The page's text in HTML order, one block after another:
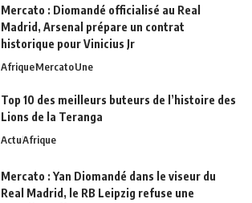
Mercato : Diomandé officialisé au Real
Madrid, Arsenal prépare un contrat
historique pour Vinicius Jr
AfriqueMercatoUne
Top 10 des meilleurs buteurs de l’histoire des
Lions de la Teranga
ActuAfrique
Mercato : Yan Diomandé dans le viseur du
Real Madrid, le RB Leipzig refuse une